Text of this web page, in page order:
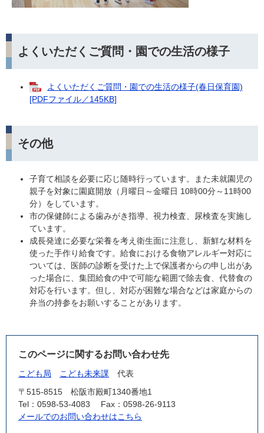
よくいただくご質問・園での生活の様子
よくいただくご質問・園での生活の様子(春日保育園)
[PDFファイル／145KB]
その他
子育て相談を必要に応じ随時行っています。また未就園児の
親子を対象に園庭開放（月曜日～金曜日 10時00分～11時00
分）をしています。
市の保健師による歯みがき指導、視力検査、尿検査を実施し
ています。
成長発達に必要な栄養を考え衛生面に注意し、新鮮な材料を
使った手作り給食です。給食における食物アレルギー対応に
ついては、医師の診断を受けた上で保護者からの申し出があ
った場合に、集団給食の中で可能な範囲で除去食、代替食の
対応を行います。但し、対応が困難な場合などは家庭からの
弁当の持参をお願いすることがあります。
このページに関するお問い合わせ先
こども局 こども未来課
代表
〒515-8515
松阪市殿町1340番地1
Tel：0598-53-4083
Fax：0598-26-9113
メールでのお問い合わせはこちら